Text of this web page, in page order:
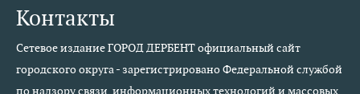
Контакты
Сетевое издание ГОРОД ДЕРБЕНТ официальный сайт
городского округа - зарегистрировано Федеральной службой
по надзору связи, информационных технологий и массовых